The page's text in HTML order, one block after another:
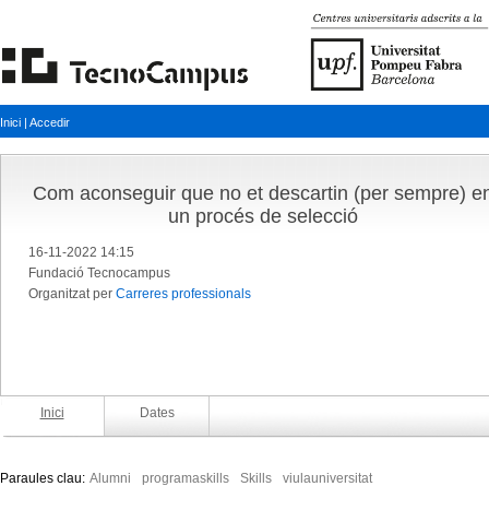
Inici | Accedir
Com aconseguir que no et descartin (per sempre)
un procés de selecció
16-11-2022 14:15
Fundació Tecnocampus
Organitzat per Carreres professionals
Inici Dates
Paraules clau: Alumni programaskills Skills viulauniversitat